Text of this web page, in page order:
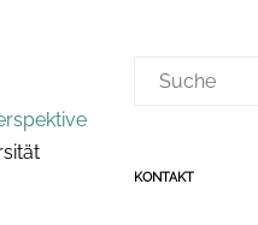
g
KONTAKT